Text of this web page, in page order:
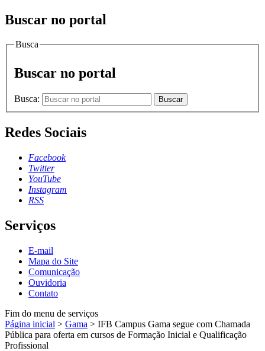
Buscar no portal
Busca
Buscar no portal
Busca: Buscar
Redes Sociais
Facebook
Twitter
YouTube
Instagram
RSS
Serviços
E-mail
Mapa do Site
Comunicação
Ouvidoria
Contato
Fim do menu de serviços
Página inicial > Gama > IFB Campus Gama segue com Chamada
Pública para oferta em cursos de Formação Inicial e Qualificação
Profissional